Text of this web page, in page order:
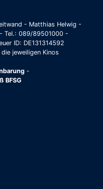
- Matthias Helwig -
Tel.: 089/89501000 -
ID: DE131314592
jeweiligen Kinos
-
BFSG